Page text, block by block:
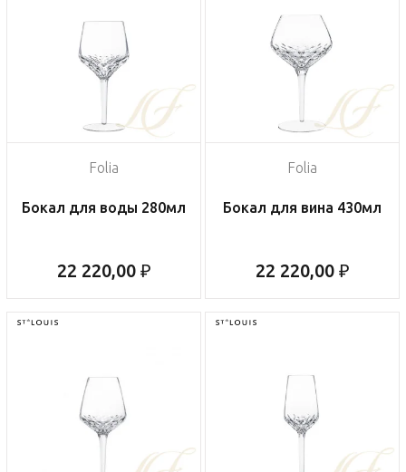
Folia
Бокал для воды 280мл
22 220,00 ₽
Folia
Бокал для вина 430мл
22 220,00 ₽